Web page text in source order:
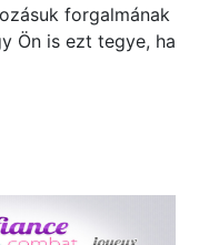
forgalmának
Ön is ezt tegye, ha